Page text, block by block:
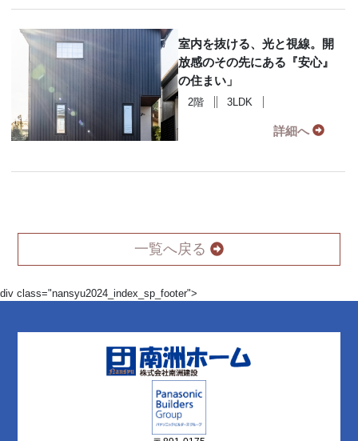
室内を抜ける、光と視線。開
放感のその先にある『安心』
の住まい」
2階 3LDK
詳細へ
一覧へ戻る
div class="nansyu2024_index_sp_footer">